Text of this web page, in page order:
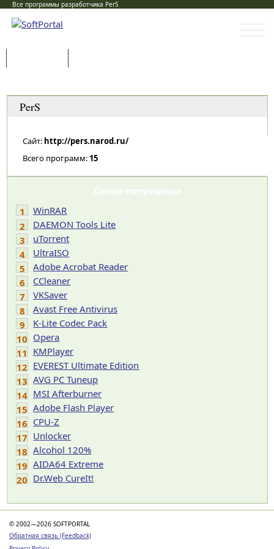
Все программы разработчика PerS
PerS
Сайт: http://pers.narod.ru/
Всего программ: 15
Самые популярные
1
WinRAR
2
DAEMON Tools Lite
3
uTorrent
4
UltraISO
5
Adobe Acrobat Reader
6
CCleaner
7
VKSaver
8
Avast Free Antivirus
9
K-Lite Codec Pack
10 Opera
11 KMPlayer
12 EVEREST Ultimate Edition
13 AVG PC Tuneup
14 MSI Afterburner
15 Adobe Flash Player
16 CPU-Z
17 Unlocker
18 Alcohol 120%
19 AIDA64 Extreme
20 Dr.Web CureIt!
© 2002—2026 SOFTPORTAL
Обратная связь (Feedback)